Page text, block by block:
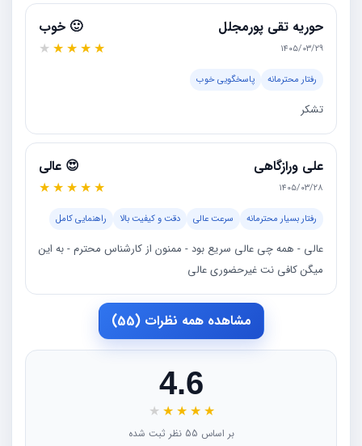
حوریه تقی پورمجلل
۱۴۰۵/۰۳/۲۹
🙂 خوب
★
★
★
★
★
رفتار محترمانه پاسخگویی خوب
تشکر
علی ورازگاهی
۱۴۰۵/۰۳/۲۸
😍 عالی
★
★
★
★
★
رفتار بسیار محترمانه سرعت عالی دقت و کیفیت بالا راهنمایی کامل
عالی - همه چی عالی سریع بود - ممنون از کارشناس محترم - به این
میگن کافی نت غیرحضوری عالی
مشاهده همه نظرات (55)
4.6
★
★
★
★
★
بر اساس 55 نظر ثبت شده